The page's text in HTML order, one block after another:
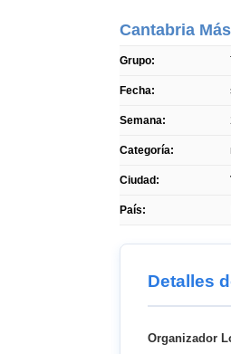
Cantabria
Grupo:
Fecha:
Semana:
Categoría:
Ciudad:
País:
Detalles
Organizador